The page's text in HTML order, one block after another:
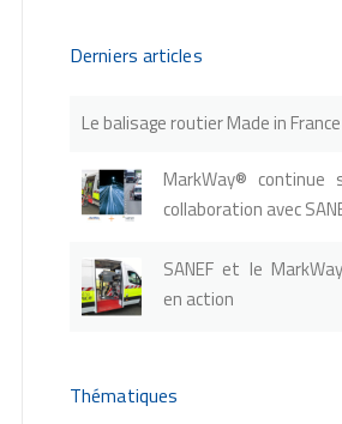
Derniers articles
Le balisage routier Made in France
MarkWay® continue
collaboration avec
SANEF et le
en action
Thématiques